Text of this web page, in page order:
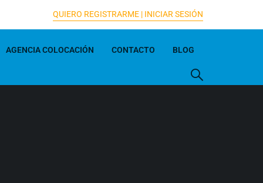
INICIAR SESIÓN
QUIERO REGISTRARME |
AGENCIA COLOCACIÓN CONTACTO BLOG